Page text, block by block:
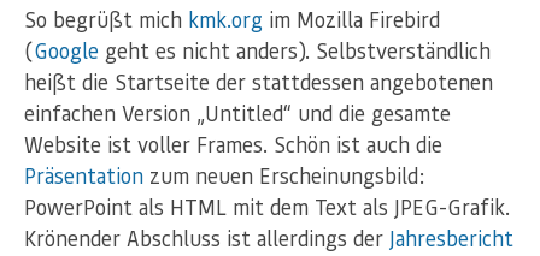
So begrüßt mich kmk.org im Mozilla Firebird
(Google geht es nicht anders). Selbstverständlich
heißt die Startseite der stattdessen angebotenen
einfachen Version „Untitled“ und die gesamte
Website ist voller Frames. Schön ist auch die
Präsentation zum neuen Erscheinungsbild:
PowerPoint als HTML mit dem Text als JPEG-Grafik.
Krönender Abschluss ist allerdings der Jahresbericht